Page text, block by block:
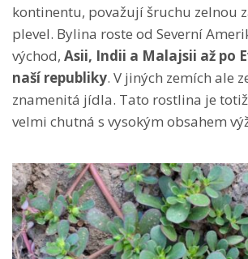
kontinentu, považují šruchu zelnou
plevel. Bylina roste od Severní
východ, Asii, Indii a Malajsii až po
naší republiky. V jiných zemích ale
znamenitá jídla. Tato rostlina je
velmi chutná s vysokým obsahem